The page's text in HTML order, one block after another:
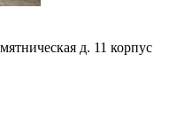
д. 11 корпус